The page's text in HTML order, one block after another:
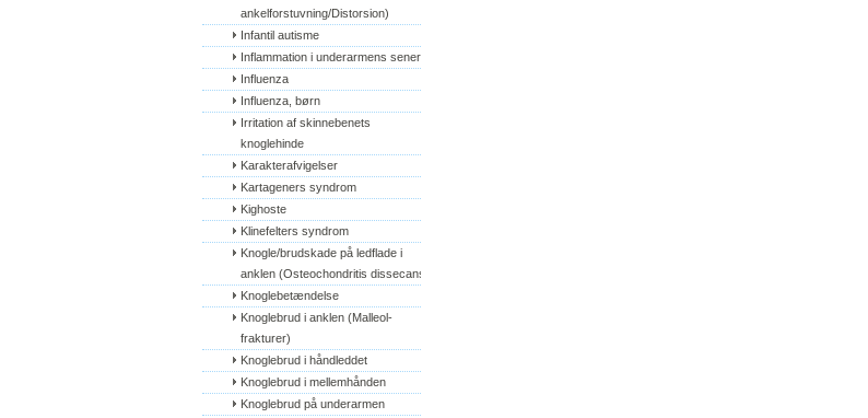
ankelforstuvning/Distorsion)
Infantil autisme
Inflammation i underarmens sener
Influenza
Influenza, børn
Irritation af skinnebenets
knoglehinde
Karakterafvigelser
Kartageners syndrom
Kighoste
Klinefelters syndrom
Knogle/brudskade på ledflade i
anklen (Osteochondritis dissecans)
Knoglebetændelse
Knoglebrud i anklen (Malleol-
frakturer)
Knoglebrud i håndleddet
Knoglebrud i mellemhånden
Knoglebrud på underarmen